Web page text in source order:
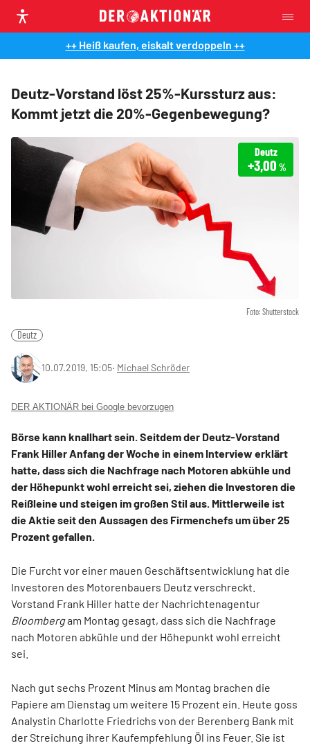
++ Heiß kaufen, eiskalt verdoppeln ++
Deutz-Vorstand löst 25%-Kurssturz aus:
Kommt jetzt die 20%-Gegenbewegung?
Foto: Shutterstock
Deutz
+3,00 %
Deutz
10.07.2019, 15:05‧ Michael Schröder
DER AKTIONÄR bei Google bevorzugen
Börse kann knallhart sein. Seitdem der Deutz-Vorstand
Frank Hiller Anfang der Woche in einem Interview erklärt
hatte, dass sich die Nachfrage nach Motoren abkühle und
der Höhepunkt wohl erreicht sei, ziehen die Investoren die
Reißleine und steigen im großen Stil aus. Mittlerweile ist
die Aktie seit den Aussagen des Firmenchefs um über 25
Prozent gefallen.
Die Furcht vor einer mauen Geschäftsentwicklung hat die
Investoren des Motorenbauers Deutz verschreckt.
Vorstand Frank Hiller hatte der Nachrichtenagentur
Bloombergam Montag gesagt, dass sich die Nachfrage
nach Motoren abkühle und der Höhepunkt wohl erreicht
sei.
Nach gut sechs Prozent Minus am Montag brachen die
Papiere am Dienstag um weitere 15 Prozent ein. Heute goss
Analystin Charlotte Friedrichs von der Berenberg Bank mit
der Streichung ihrer Kaufempfehlung Öl ins Feuer. Sie ist